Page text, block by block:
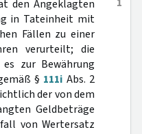
den Angeklagten
in Tateinheit mit
Fällen zu einer
verurteilt; die
zur Bewährung
§ 111i Abs. 2
der von dem
Geldbeträge
von Wertersatz